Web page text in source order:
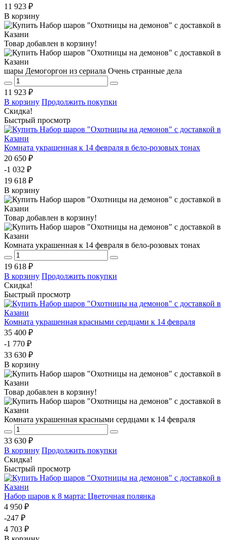
11 923 ₽
В корзину
Товар добавлен в корзину!
шары Демогоргон из сериала Очень странные дела
11 923 ₽
В корзину Продолжить покупки
Скидка!
Быстрый просмотр
Комната украшенная к 14 февраля в бело-розовых тонах
20 650 ₽
-1 032 ₽
19 618 ₽
В корзину
Товар добавлен в корзину!
Комната украшенная к 14 февраля в бело-розовых тонах
19 618 ₽
В корзину Продолжить покупки
Скидка!
Быстрый просмотр
Комната украшенная красными сердцами к 14 февраля
35 400 ₽
-1 770 ₽
33 630 ₽
В корзину
Товар добавлен в корзину!
Комната украшенная красными сердцами к 14 февраля
33 630 ₽
В корзину Продолжить покупки
Скидка!
Быстрый просмотр
Набор шаров к 8 марта: Цветочная полянка
4 950 ₽
-247 ₽
4 703 ₽